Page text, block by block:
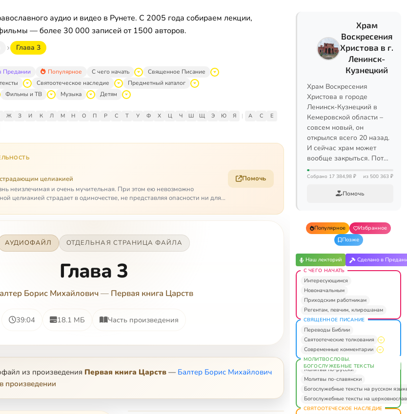
аудио и видео в Рунете. С 2005 года собираем лекции,
— более 30 000 записей от 1500 авторов.
Глава 3
Предании Популярное С чего начать
Священное Писание
Святоотеческое наследие
Предметный каталог
Фильмы и ТВ Музыка Детям
Ж З И К Л М Н О П Р С Т У Ф Х Ц Ч Ш Щ Э Ю Я | A C
E
целиакией
неизлечимая и очень мучительная. При этом ею невозможно
целиакией страдает в одиночестве, не представляя опасности ни для
Помочь
АУДИОФАЙЛ ОТДЕЛЬНАЯ СТРАНИЦА ФАЙЛА
Глава 3
Борис Михайлович— Первая книга Царств
39:04 18.1 МБ Часть произведения
из произведения Первая книга Царств — Балтер Борис Михайлович
произведении
Храм
Воскресения
Христова в г.
Ленинск-
Кузнецкий
Храм Воскресения
Христова в городе
Ленинск-Кузнецкий в
Кемеровской области –
совсем новый, он
открылся всего 20 назад.
И сейчас храм может
вообще закрыться. Пот…
Собрано 17 384,98 ₽ из 500 363 ₽
Помочь
Популярное
Избранное
Позже
Наш лекторий Сделано в
С ЧЕГО НАЧАТЬ
Интересующимся
Новоначальным
Приходским работникам
Регентам, певчим, клирошанам
СВЯЩЕННОЕ ПИСАНИЕ
Переводы Библии
Святоотеческие толкования
Современные комментарии
МОЛИТВОСЛОВЫ.
БОГОСЛУЖЕБНЫЕ ТЕКСТЫ
Молитвы по-русски
Молитвы по-славянски
Богослужебные тексты на русском
Богослужебные тексты на
СВЯТООТЕЧЕСКОЕ НАСЛЕДИЕ